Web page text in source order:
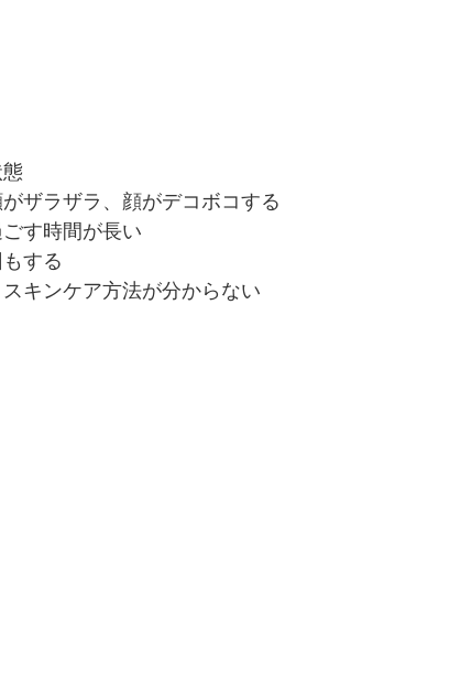
ザラザラ、顔がデコボコする
す時間が長い
する
キンケア方法が分からない